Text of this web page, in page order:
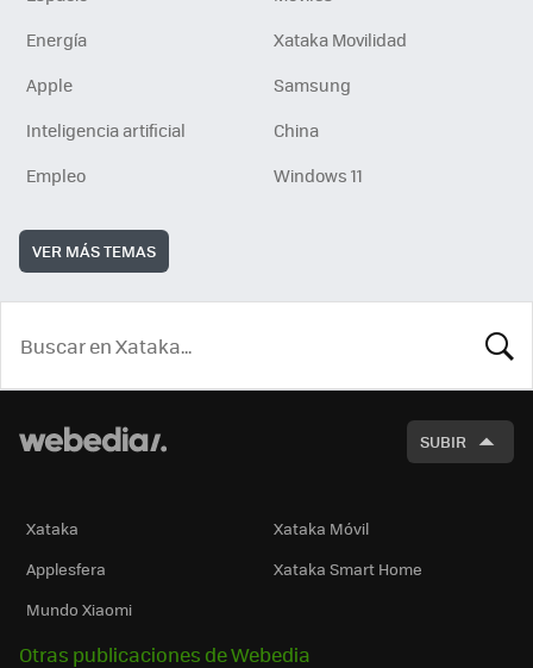
Energía
Xataka Movilidad
Apple
Samsung
Inteligencia artificial
China
Empleo
Windows 11
VER MÁS TEMAS
SUBIR
Xataka
Xataka Móvil
Applesfera
Xataka Smart Home
Mundo Xiaomi
Otras publicaciones de Webedia